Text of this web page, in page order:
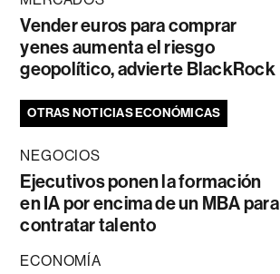
Vender euros para comprar
yenes aumenta el riesgo
geopolítico, advierte BlackRock
OTRAS NOTICIAS ECONÓMICAS
NEGOCIOS
Ejecutivos ponen la formación
en IA por encima de un MBA para
contratar talento
ECONOMÍA